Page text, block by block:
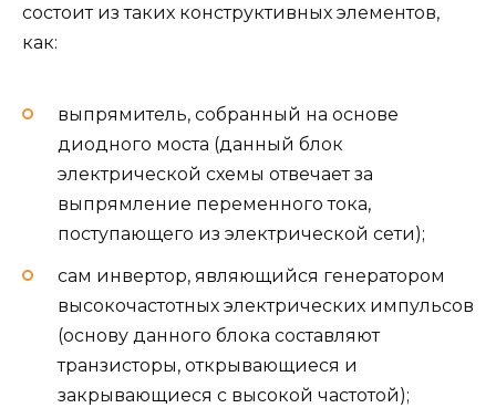
состоит из таких конструктивных элементов,
как:
выпрямитель, собранный на основе
диодного моста (данный блок
электрической схемы отвечает за
выпрямление переменного тока,
поступающего из электрической сети);
сам инвертор, являющийся генератором
высокочастотных электрических импульсов
(основу данного блока составляют
транзисторы, открывающиеся и
закрывающиеся с высокой частотой);